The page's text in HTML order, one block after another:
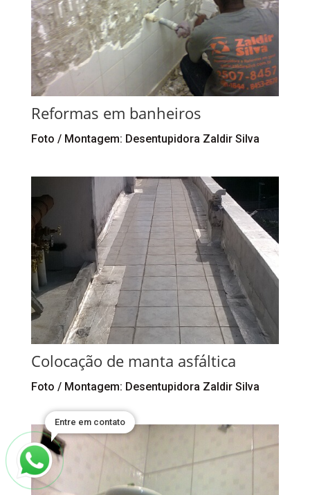
Reformas em banheiros
Foto / Montagem: Desentupidora Zaldir Silva
Colocação de manta asfáltica
Foto / Montagem: Desentupidora Zaldir Silva
Entre em contato